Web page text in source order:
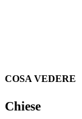
COSA VEDERE
Chiese